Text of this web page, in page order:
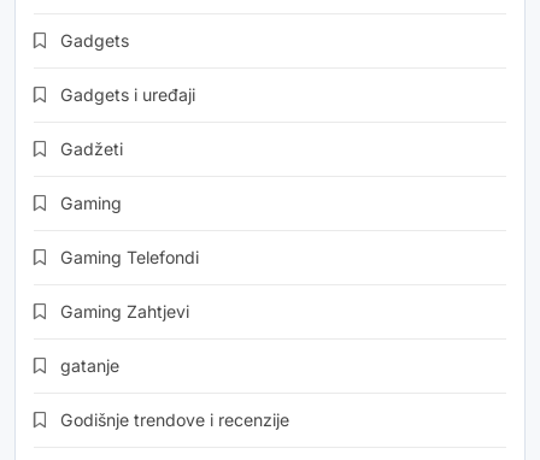
Gadgets
Gadgets i uređaji
Gadžeti
Gaming
Gaming Telefondi
Gaming Zahtjevi
gatanje
Godišnje trendove i recenzije